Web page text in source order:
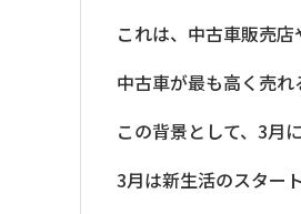
これは、中古車販売店
中古車が最も高く売れ
この背景として、3月
3月は新生活のスター